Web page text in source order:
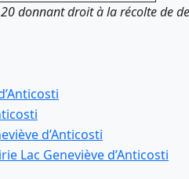
donnant droit à la récolte de